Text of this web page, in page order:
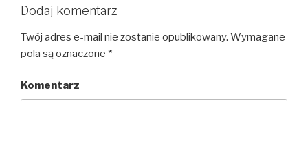
Dodaj komentarz
Twój adres e-mail nie zostanie opublikowany. Wymagane
pola są oznaczone *
Komentarz